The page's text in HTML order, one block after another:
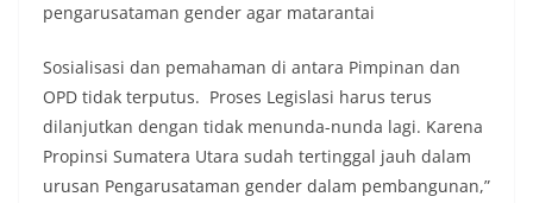
pengarusataman gender agar matarantai
Sosialisasi dan pemahaman di antara Pimpinan dan
OPD tidak terputus. Proses Legislasi harus terus
dilanjutkan dengan tidak menunda-nunda lagi. Karena
Propinsi Sumatera Utara sudah tertinggal jauh dalam
urusan Pengarusataman gender dalam pembangunan,”